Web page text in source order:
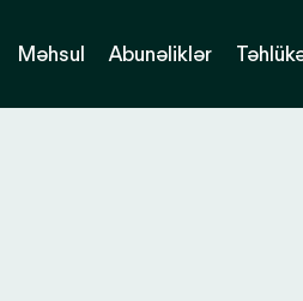
Məhsul Abunəliklər